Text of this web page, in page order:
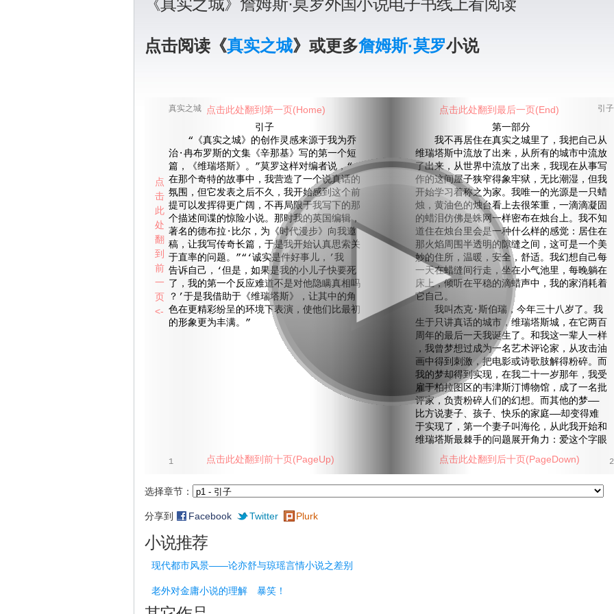
《真实之城》詹姆斯·莫罗外国小说电子书线上看阅读
点击阅读《真实之城》或更多詹姆斯·莫罗小说
真实之城 引子
引子
“《真实之城》的创作灵感来源于我为乔
治·冉布罗斯的文集《辛那基》写的第一个短
篇，《维瑞塔斯》。”莫罗这样对编者说，“
在那个奇特的故事中，我营造了一个说真话的
氛围，但它发表之后不久，我开始感到这个前
提可以发挥得更广阔，不再局限于我写下的那
个描述间谍的惊险小说。那时我的英国编辑，
著名的德布拉·比尔，为《时代漫步》向我邀
稿，让我写传奇长篇，于是我开始认真思索关
于直率的问题。”“‘诚实是件好事儿，’我
告诉自己，‘但是，如果是我的小儿子快要死
了，我的第一个反应难道不是对他隐瞒真相吗
？’于是我借助于《维瑞塔斯》，让其中的角
色在更精彩纷呈的环境下表演，使他们比最初
的形象更为丰满。”
第一部分
我不再居住在真实之城里了，我把自己从
维瑞塔斯中流放了出来，从所有的城市中流放
了出来，从世界中流放了出来，我现在从事写
作的这间屋子狭窄得象牢狱，无比潮湿，但我
开始学习着称之为家。我唯一的光源是一只蜡
烛，黄油色的烛台看上去很笨重，一滴滴凝固
的蜡泪仿佛是蛛网一样密布在烛台上。我不知
道住在烛台里会是一种什么样的感觉：居住在
那火焰周围半透明的隙缝之间，这可是一个美
妙的住所，温暖，安全，舒适。我幻想自己每
一天在蜡缝间行走，坐在小气池里，每晚躺在
床上，倾听在平稳的滴蜡声中，我的家消耗着
它自己。
我叫杰克·斯伯瑞，今年三十八岁了。我
生于只讲真话的城市，维瑞塔斯城，在它两百
周年的最后一天我诞生了。和我这一辈人一样
，我曾梦想过成为一名艺术评论家，从攻击油
画中得到刺激，把电影或诗歌肢解得粉碎。而
我的梦却得到实现，在我二十一岁那年，我受
雇于柏拉图区的韦津斯汀博物馆，成了一名批
评家，负责粉碎人们的幻想。而其他的梦——
比方说妻子、孩子、快乐的家庭——却变得难
于实现了，第一个妻子叫海伦，从此我开始和
维瑞塔斯最棘手的问题展开角力：爱这个字眼
1 2
选择章节：
分享到 Facebook Twitter Plurk
点击此处翻到第一页(Home) 点击此处翻到最后一页(End)
点击此处翻到前十页(PageUp) 点击此处翻到后十页(PageDown)
点
击
此
处
翻
到
前
一
页
<-
小说推荐
现代都市风景——论亦舒与琼瑶言情小说之差别
老外对金庸小说的理解 暴笑！